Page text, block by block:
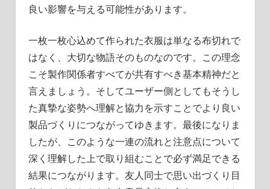
良い影響を与える可能性があります。
一枚一枚心込めて作られた衣服は単なる布切れで
はなく、大切な物語そのものなのです。この理念
こそ製作関係者すべてが共有すべき基本精神だと
言えましょう。そしてユーザー側としてもそうし
た真摯な姿勢へ理解と協力を示すことでより良い
製品づくりにつながってゆきます。最後になりま
したが、このような一連の流れと注意点について
深く理解した上で取り組むことで必ず満足できる
結果につながります。友人同士で思い出づくり目